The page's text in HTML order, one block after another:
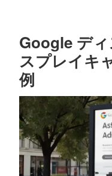
Google デ
スプレイキ
例